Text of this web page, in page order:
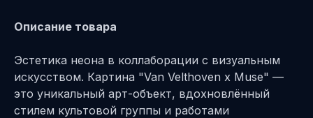
Описание товара
Эстетика неона в коллаборации с визуальным
искусством. Картина "Van Velthoven x Muse" —
это уникальный арт-объект, вдохновлённый
стилем культовой группы и работами